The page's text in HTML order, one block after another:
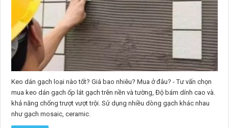
Keo dán gạch loại nào tốt? Giá bao nhiêu? Mua ở đâu? - Tư vấn chọn
mua keo dán gạch ốp lát gạch trên nền và tường, Độ bám dính cao và.
khả năng chống trượt vượt trội. Sử dụng nhiều dòng gạch khác nhau
như gạch mosaic, ceramic.